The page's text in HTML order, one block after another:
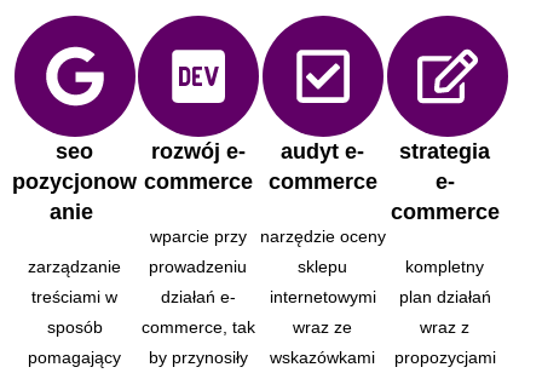
seo
pozycjonow
anie ​
zarządzanie
treściami w
sposób
pomagający
rozwój e-
commerce
wparcie przy
prowadzeniu
działań e-
commerce, tak
by przynosiły
audyt e-
commerce
narzędzie oceny
sklepu
internetowymi
wraz ze
wskazówkami
strategia
e-
commerce
kompletny
plan działań
wraz z
propozycjami